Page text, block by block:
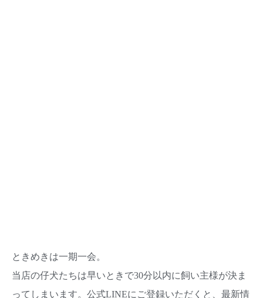
ときめきは一期一会。
当店の仔犬たちは早いときで30分以内に飼い主様が決ま
ってしまいます。公式LINEにご登録いただくと、最新情